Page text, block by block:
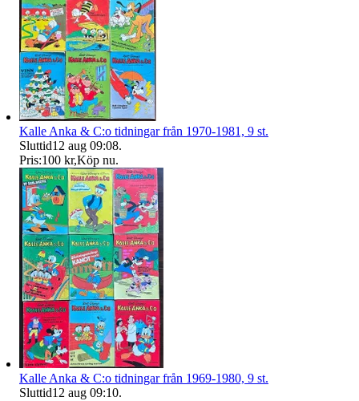
Kalle Anka & C:o tidningar från 1970-1981, 9 st.
Sluttid12 aug 09:08.
Pris:100 kr,Köp nu.
Kalle Anka & C:o tidningar från 1969-1980, 9 st.
Sluttid12 aug 09:10.